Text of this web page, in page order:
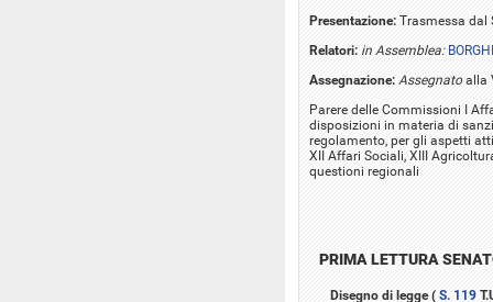
Presentazione: Trasmessa dal
Relatori: in Assemblea:
Assegnazione: Assegnatoalla
Parere delle Commissioni I
disposizioni in materia di
regolamento, per gli aspetti
XII Affari Sociali, XIII
questioni regionali
PRIMA LETTURA
Disegno di legge ( S. 119